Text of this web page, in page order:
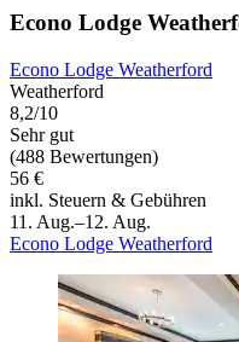
Econo Lodge
Econo Lodge Weatherford
Weatherford
8,2/10
Sehr gut
(488 Bewertungen)
56 €
inkl. Steuern & Gebühren
11. Aug.–12. Aug.
Econo Lodge Weatherford